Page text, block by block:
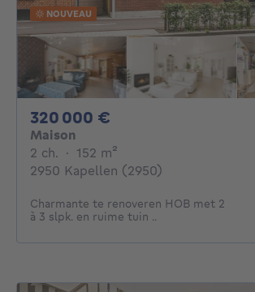
NOUVEAU
320 000 €
Maison
2 ch. 2 chambres
· 152 m²
2950 Kapellen (2950)
Charmante te renoveren HOB met 2
à 3 slpk. en ruime tuin ..